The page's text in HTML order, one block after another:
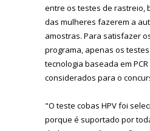
entre os testes de rastreio,
das mulheres fazerem a
amostras. Para satisfazer
programa, apenas os
tecnologia baseada em
considerados para o
"O teste cobas HPV foi
porque é suportado por